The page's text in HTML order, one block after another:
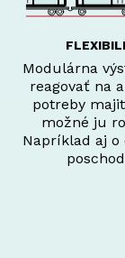
Modulárna
reagovať na
potreby
možné ju
Napríklad aj o